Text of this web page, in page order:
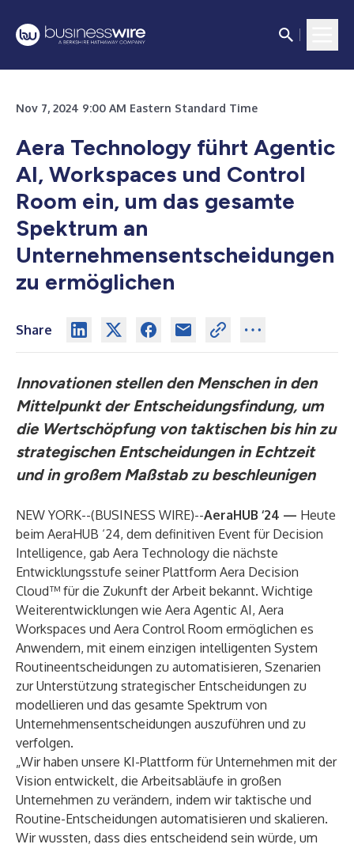
Nov 7, 2024 9:00 AM Eastern Standard Time
Aera Technology führt Agentic
AI, Workspaces und Control
Room ein, um das gesamte
Spektrum an
Unternehmensentscheidungen
zu ermöglichen
Share
Innovationen stellen den Menschen in den
Mittelpunkt der Entscheidungsfindung, um
die Wertschöpfung von taktischen bis hin zu
strategischen Entscheidungen in Echtzeit
und in großem Maßstab zu beschleunigen
NEW YORK--(BUSINESS WIRE)--AeraHUB ‘24 — Heute
beim AeraHUB ‘24, dem definitiven Event für Decision
Intelligence, gab Aera Technology die nächste
Entwicklungsstufe seiner Plattform Aera Decision
Cloud™ für die Zukunft der Arbeit bekannt. Wichtige
Weiterentwicklungen wie Aera Agentic AI, Aera
Workspaces und Aera Control Room ermöglichen es
Anwendern, mit einem einzigen intelligenten System
Routineentscheidungen zu automatisieren, Szenarien
zur Unterstützung strategischer Entscheidungen zu
modellieren und das gesamte Spektrum von
Unternehmensentscheidungen auszuführen und zu
verfolgen.
„Wir haben unsere KI-Plattform für Unternehmen mit der
Vision entwickelt, die Arbeitsabläufe in großen
Unternehmen zu verändern, indem wir taktische und
Routine-Entscheidungen automatisieren und skalieren.
Wir wussten, dass dies entscheidend sein würde, um